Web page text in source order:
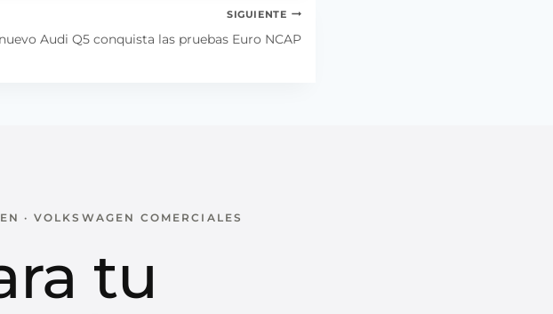
SIGUIENTE
Audi Q5 conquista las pruebas Euro NCAP
· VOLKSWAGEN COMERCIALES
tu